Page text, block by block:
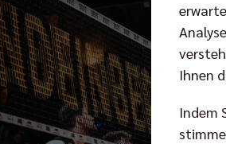
Ihnen
Indem